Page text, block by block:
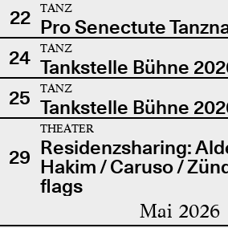
22
TANZ
Pro Senectute
24
TANZ
Tankstelle Bühne
25
TANZ
Tankstelle Bühne
29
THEATER
Residenzsharing:
Hakim / Caruso /
flags
Mai 2026